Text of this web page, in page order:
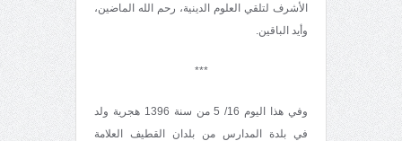
الأشرف لتلقي العلوم الدينية، رحم الله الماضين،
وأيد الباقين.
***
وفي هذا اليوم 16/ 5 من سنة 1396 هجرية ولد
في بلدة المدارس من بلدان القطيف العلامة